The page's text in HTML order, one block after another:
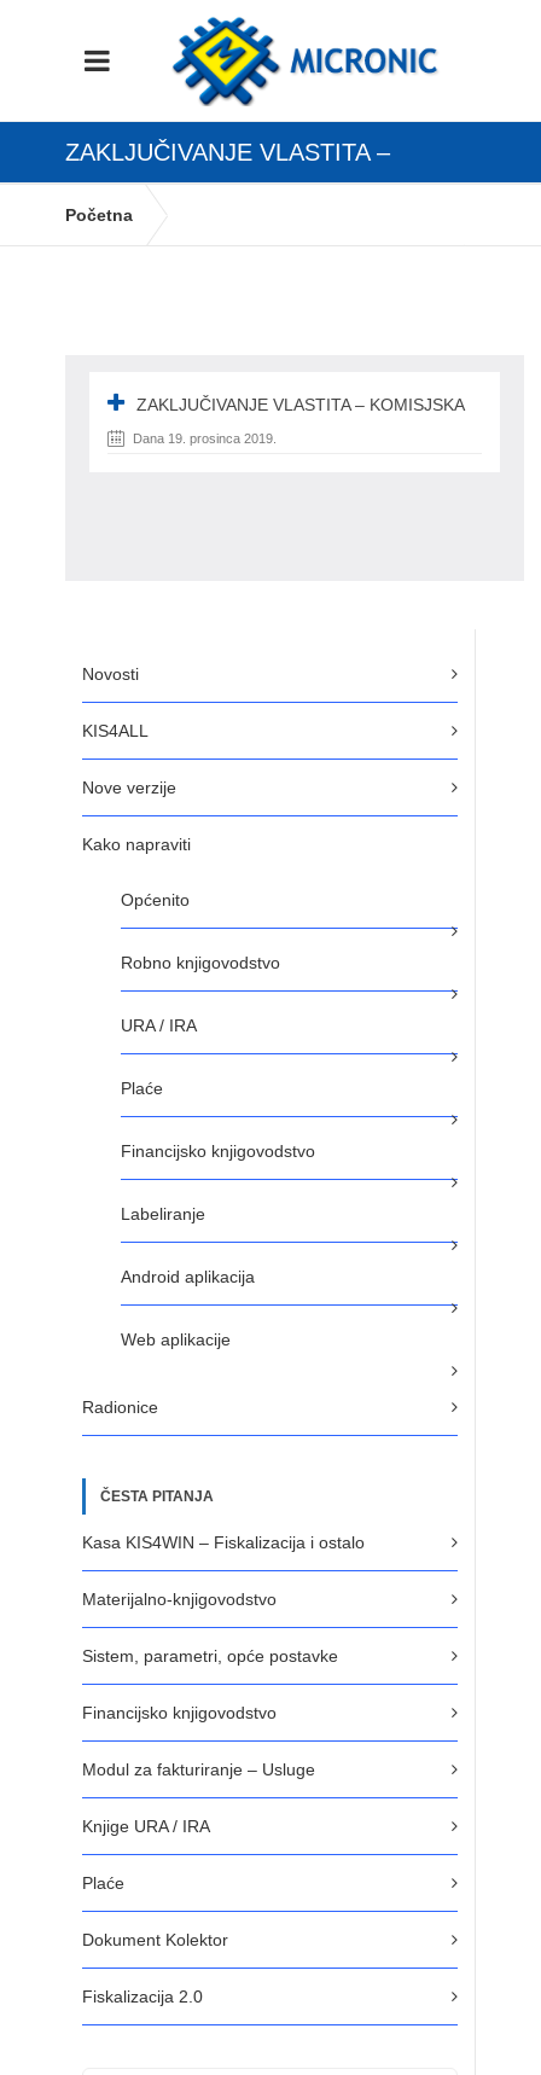
ZAKLJUČIVANJE VLASTITA –
KOMISJSKA
Početna
Novosti
KIS4ALL
Nove verzije
Kako napraviti
Općenito
Robno knjigovodstvo
URA / IRA
Plaće
Financijsko knjigovodstvo
Labeliranje
Android aplikacija
Web aplikacije
Radionice
ČESTA PITANJA
Kasa KIS4WIN – Fiskalizacija i ostalo
Materijalno-knjigovodstvo
Sistem, parametri, opće postavke
Financijsko knjigovodstvo
Modul za fakturiranje – Usluge
Knjige URA / IRA
Plaće
Dokument Kolektor
Fiskalizacija 2.0
ZAKLJUČIVANJE VLASTITA – KOMISJSKA
Dana 19. prosinca 2019.